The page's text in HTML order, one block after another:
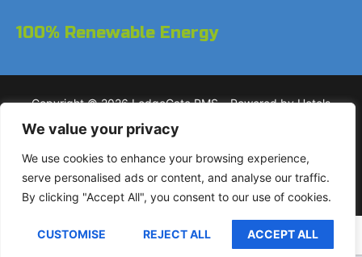
We value your privacy
We use cookies to enhance your browsing experience,
serve personalised ads or content, and analyse our traffic.
By clicking "Accept All", you consent to our use of cookies.
CUSTOMISE REJECT ALL ACCEPT ALL
100% Renewable Energy
Copyright © 2026 LodgeGate PMS – Powered by Hotels
+31 (0)85 760 4900
Landdrostdreef 124 – Unit
17.50 1314 SK Almere